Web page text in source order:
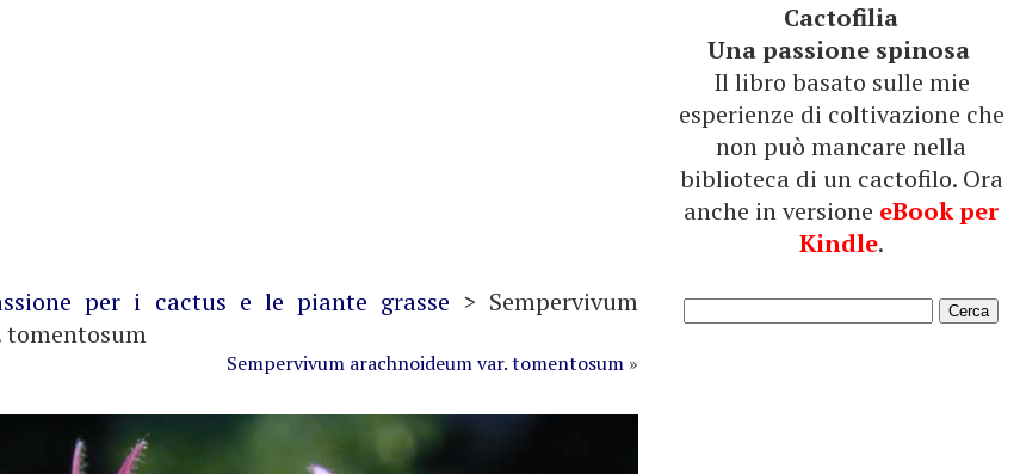
per i cactus e le piante grasse > Sempervivum
tomentosum
Sempervivum arachnoideum var. tomentosum »
Cactofilia
Una passione spinosa
Il libro basato sulle mie
esperienze di coltivazione che
non può mancare nella
biblioteca di un cactofilo. Ora
anche in versione eBook per
Kindle.